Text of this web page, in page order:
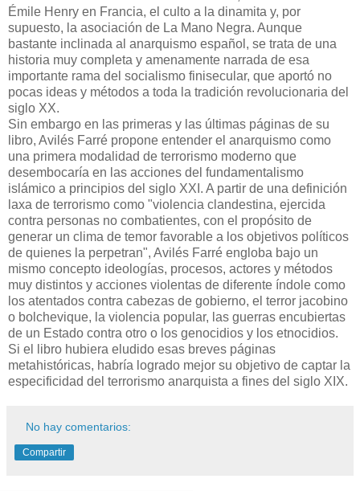
Émile Henry en Francia, el culto a la dinamita y, por
supuesto, la asociación de La Mano Negra. Aunque
bastante inclinada al anarquismo español, se trata de una
historia muy completa y amenamente narrada de esa
importante rama del socialismo finisecular, que aportó no
pocas ideas y métodos a toda la tradición revolucionaria del
siglo XX.
Sin embargo en las primeras y las últimas páginas de su
libro, Avilés Farré propone entender el anarquismo como
una primera modalidad de terrorismo moderno que
desembocaría en las acciones del fundamentalismo
islámico a principios del siglo XXI. A partir de una definición
laxa de terrorismo como "violencia clandestina, ejercida
contra personas no combatientes, con el propósito de
generar un clima de temor favorable a los objetivos políticos
de quienes la perpetran", Avilés Farré engloba bajo un
mismo concepto ideologías, procesos, actores y métodos
muy distintos y acciones violentas de diferente índole como
los atentados contra cabezas de gobierno, el terror jacobino
o bolchevique, la violencia popular, las guerras encubiertas
de un Estado contra otro o los genocidios y los etnocidios.
Si el libro hubiera eludido esas breves páginas
metahistóricas, habría logrado mejor su objetivo de captar la
especificidad del terrorismo anarquista a fines del siglo XIX.
No hay comentarios:
Compartir